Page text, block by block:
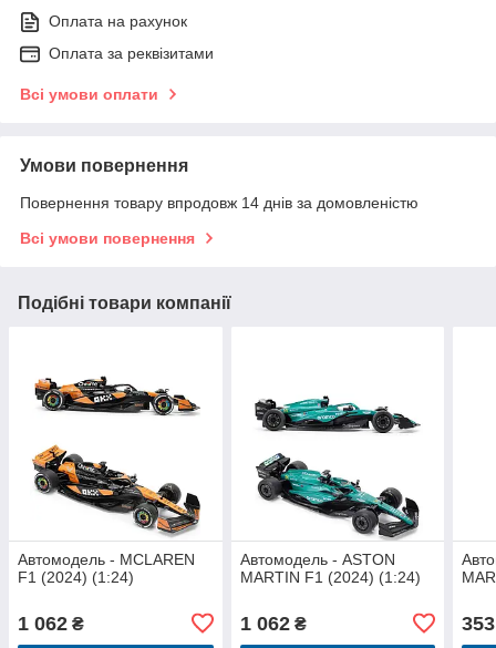
Оплата на рахунок
Оплата за реквізитами
Всі умови оплати
Умови повернення
Повернення товару впродовж 14 днів за домовленістю
Всі умови повернення
Подібні товари компанії
Автомодель - MCLAREN
F1 (2024) (1:24)
1 062 ₴
Автомодель - ASTON
MARTIN F1 (2024) (1:24)
1 062₴ 353